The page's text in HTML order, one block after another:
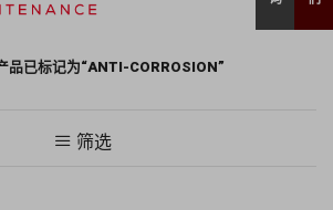
品已标记为“ANTI-CORROSION”
筛选